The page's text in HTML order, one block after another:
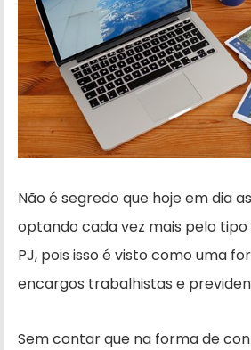
Não é segredo que hoje em dia
optando cada vez mais pelo
PJ, pois isso é visto como uma
encargos trabalhistas e
Sem contar que na forma de